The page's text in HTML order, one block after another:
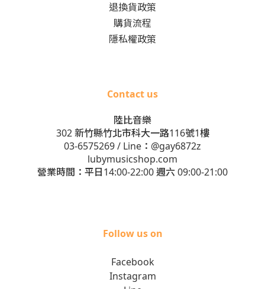
退換貨政策
購貨流程
隱私權政策
Contact us
陸比音樂
302 新竹縣竹北市科大一路116號1樓
03-6575269/ Line： @gay6872z
lubymusicshop.com
營業時間：平日14:00-22:00 週六 09:00-21:00
Follow us on
Facebook
Instagram